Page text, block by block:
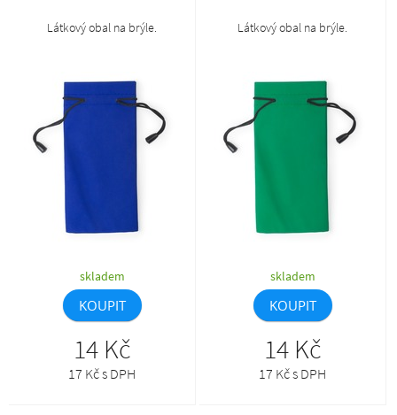
Látkový obal na brýle.
skladem
KOUPIT
14 Kč
17 Kč s DPH
Látkový obal na brýle.
skladem
KOUPIT
14 Kč
17 Kč s DPH